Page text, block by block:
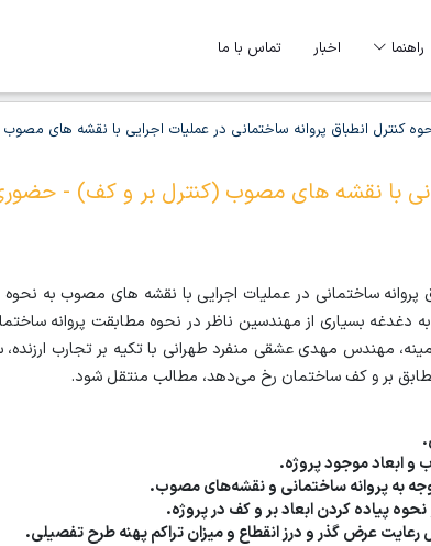
راهنما اخبار تماس با ما
کنترل انطباق پروانه ساختمانی در عملیات اجرایی با نقشه های مصوب
با نقشه های مصوب (کنترل بر و کف) -
پروانه ساختمانی در عملیات اجرایی با نقشه های مصوب به
دغدغه بسیاری از مهندسین ناظر در نحوه مطابقت پروانه
مهندس مهدی عشقی منفرد طهرانی با تکیه بر تجارب
بر و کف ساختمان رخ می‌دهد، مطالب منتقل شود.
و ابعاد موجود پروژه.
به پروانه ساختمانی و نقشه‌های مصوب.
پیاده کردن ابعاد بر و کف در پروژه.
رعایت عرض گذر و درز انقطاع و میزان تراکم پهنه طرح تفصیلی.